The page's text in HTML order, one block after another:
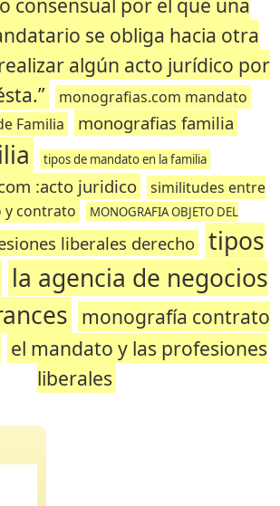
se obliga hacia otra
algún acto jurídico por
monografias.com mandato
Familia
monografias familia
tipos de mandato en la familia
:acto juridico
similitudes entre
y contrato
MONOGRAFIA OBJETO DEL
liberales derecho
tipos
la agencia de negocios
monografía contrato
el mandato y las profesiones
liberales